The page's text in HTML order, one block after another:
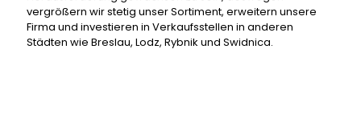
vergrößern wir stetig unser Sortiment, erweitern unsere
Firma und investieren in Verkaufsstellen in anderen
Städten wie Breslau, Lodz, Rybnik und Swidnica.